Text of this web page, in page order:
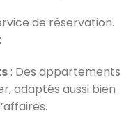
de réservation.
: Des appartements
adaptés aussi bien